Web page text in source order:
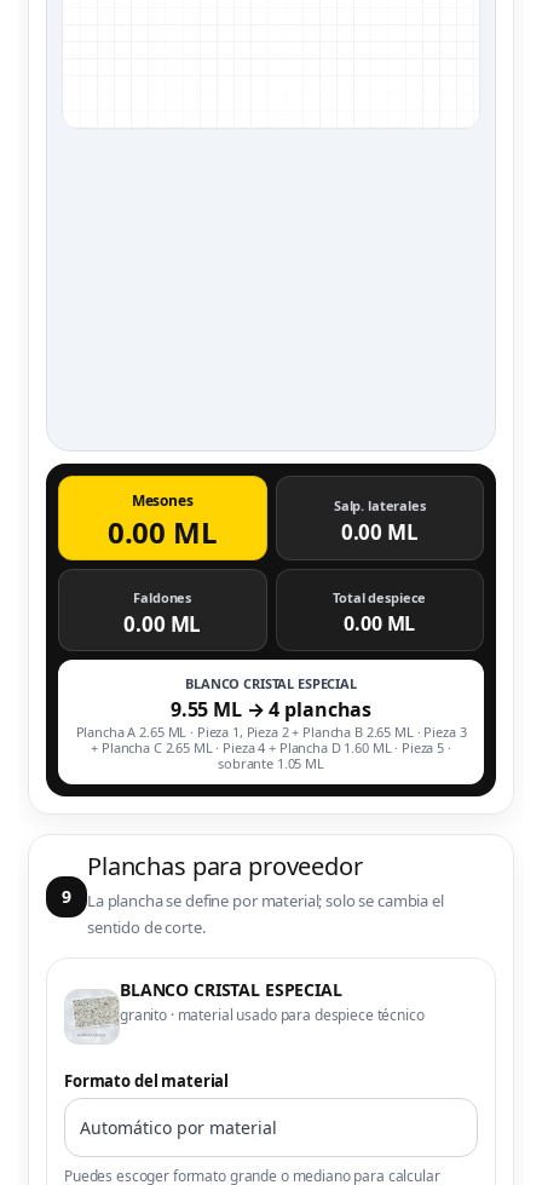
Mesones
0.00 ML
Salp. laterales
0.00 ML
Faldones
0.00 ML
Total despiece
0.00 ML
BLANCO CRISTAL ESPECIAL
9.55 ML → 4 planchas
Plancha A 2.65 ML · Pieza 1, Pieza 2 + Plancha B 2.65 ML · Pieza 3
+ Plancha C 2.65 ML · Pieza 4 + Plancha D 1.60 ML · Pieza 5 ·
sobrante 1.05 ML
9
Planchas para proveedor
La plancha se define por material; solo se cambia el
sentido de corte.
BLANCO CRISTAL ESPECIAL
granito · material usado para despiece técnico
Formato del material
Puedes escoger formato grande o mediano para calcular